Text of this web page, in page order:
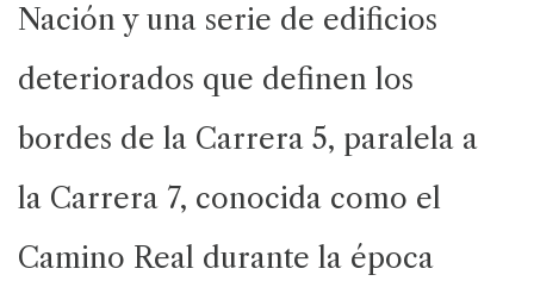
Nación y una serie de edificios
deteriorados que definen los
bordes de la Carrera 5, paralela a
la Carrera 7, conocida como el
Camino Real durante la época